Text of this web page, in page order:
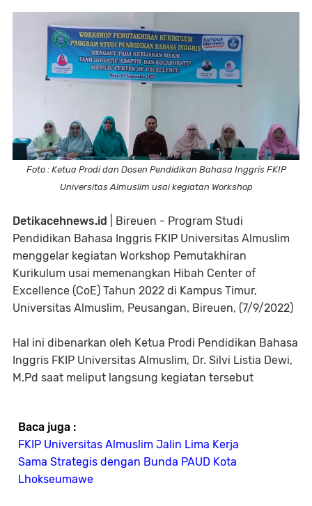
Foto : Ketua Prodi dan Dosen Pendidikan Bahasa Inggris FKIP
Universitas Almuslim usai kegiatan Workshop
Detikacehnews.id
| Bireuen - Program Studi
Pendidikan Bahasa Inggris FKIP Universitas Almuslim
menggelar kegiatan Workshop Pemutakhiran
Kurikulum usai memenangkan Hibah Center of
Excellence (CoE) Tahun 2022 di Kampus Timur,
Universitas Almuslim, Peusangan, Bireuen, (7/9/2022)
Hal ini dibenarkan oleh Ketua Prodi Pendidikan Bahasa
Inggris FKIP Universitas Almuslim, Dr. Silvi Listia Dewi,
M.Pd saat meliput langsung kegiatan tersebut
Baca juga :
FKIP Universitas Almuslim Jalin Lima Kerja
Sama Strategis dengan Bunda PAUD Kota
Lhokseumawe